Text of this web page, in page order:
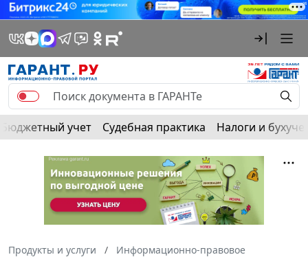
Бюджетный учет Судебная практика Налоги и
Продукты и услуги
Информационно-правовое